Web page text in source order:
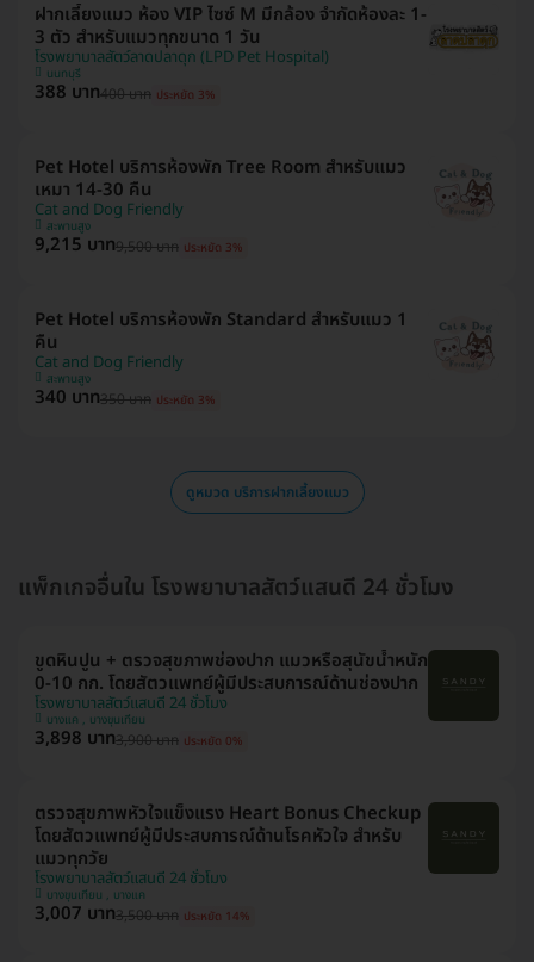
ฝากเลี้ยงแมว ห้อง VIP ไซซ์ M มีกล้อง จำกัดห้องละ 1-
3 ตัว สำหรับแมวทุกขนาด 1 วัน
โรงพยาบาลสัตว์ลาดปลาดุก (LPD Pet Hospital)
นนทบุรี
388 บาท400 บาท ประหยัด 3%
Pet Hotel บริการห้องพัก Tree Room สำหรับแมว
เหมา 14-30 คืน
Cat and Dog Friendly
สะพานสูง
9,215 บาท9,500 บาท ประหยัด 3%
Pet Hotel บริการห้องพัก Standard สำหรับแมว 1
คืน
Cat and Dog Friendly
สะพานสูง
340 บาท350 บาท ประหยัด 3%
ดูหมวด บริการฝากเลี้ยงแมว
แพ็กเกจอื่นใน โรงพยาบาลสัตว์แสนดี 24 ชั่วโมง
ขูดหินปูน + ตรวจสุขภาพช่องปาก แมวหรือสุนัขน้ำหนัก
0-10 กก. โดยสัตวแพทย์ผู้มีประสบการณ์ด้านช่องปาก
โรงพยาบาลสัตว์แสนดี 24 ชั่วโมง
บางแค , บางขุนเทียน
3,898 บาท3,900 บาท ประหยัด 0%
ตรวจสุขภาพหัวใจแข็งแรง Heart Bonus Checkup
โดยสัตวแพทย์ผู้มีประสบการณ์ด้านโรคหัวใจ สำหรับ
แมวทุกวัย
โรงพยาบาลสัตว์แสนดี 24 ชั่วโมง
บางขุนเทียน , บางแค
3,007 บาท3,500 บาท ประหยัด 14%